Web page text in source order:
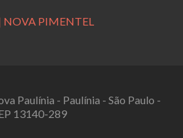
NOVA PIMENTEL
Paulínia - Paulínia - São Paulo -
13140-289